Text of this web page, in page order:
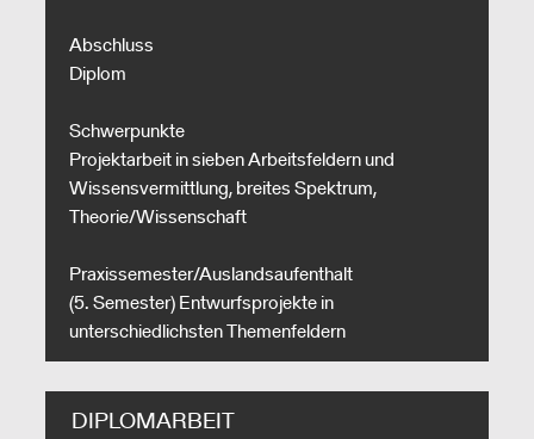
Abschluss
Diplom
Schwerpunkte
Projektarbeit in sieben Arbeitsfeldern und
Wissensvermittlung, breites Spektrum,
Theorie/Wissenschaft
Praxissemester/Auslandsaufenthalt
(5. Semester) Entwurfsprojekte in
unterschiedlichsten Themenfeldern
DIPLOMARBEIT